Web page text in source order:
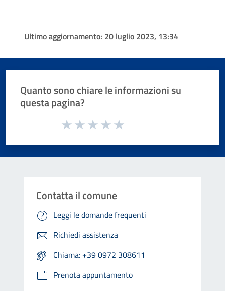
Ultimo aggiornamento: 20 luglio 2023, 13:34
Quanto sono chiare le informazioni su
questa pagina?
Valuta da 1 a 5 stelle la pagina
Contatta il comune
Leggi le domande frequenti
Richiedi assistenza
Chiama: +39 0972 308611
Prenota appuntamento